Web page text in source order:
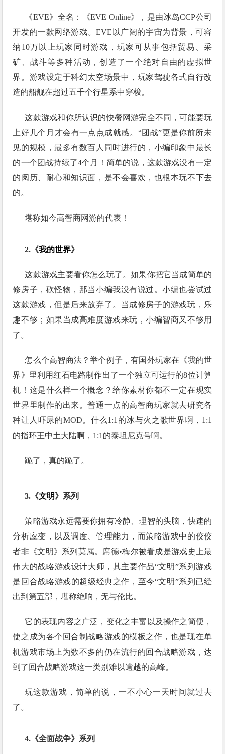
《EVE》全名：《EVE Online》，是由冰岛CCP公司
开发的一款网络游戏。EVE以广阔的宇宙为背景，可容
纳10万以上玩家同时游戏，玩家可从事包括贸易、采
矿、战斗等多种活动，创造了一个绝对自由的虚拟世
界。游戏设定于科幻太空场景中，玩家驾驶各式自行改
造的船舰在超过五千个行星系中穿梭。
这款游戏和你所认识的快餐网游完全不同，可能要玩
上好几个月才会有一点点成就感。“团战”更是你前所未
见的规模，最多有数百人同时进行的，小编印象中最长
的一个团战持续了4个月！简单的说，这款游戏没有一定
的阅历、耐心和知识面，是不会喜欢，也根本玩不下去
的。
堪称如今高智商网游的代表！
2.《我的世界》
这款游戏主要看你怎么玩了。如果你把它当成简单的
修房子，砍怪物，那当小编我没有说过。小编也尝试过
这款游戏，但是后来放弃了。当成修房子的游戏玩，乐
趣不够；如果当成高难度游戏来玩，小编智商又不够用
了。
怎么个高智商法？举个例子，有国外玩家在《我的世
界》里利用红石电路制作出了一个独立可运行的8位计算
机！这是什么样一个概念？给你素材你都不一定在现实
世界里制作的出来。普通一点的高智商玩家就去研究各
种让人吓尿的MOD。什么1:1的冰与火之歌世界啊，1:1
的指环王中土大陆啊，1:1的泰坦尼克号啊。
跪了，真的跪了。
3.《文明》系列
策略游戏永远需要你拥有冷静、理智的头脑，快速的
分析应变，以及调度、管理能力，而策略游戏中的佼佼
者非《文明》系列莫属。席德•梅尔被看成是游戏史上最
伟大的战略游戏设计大师，其主要作品“文明”系列游戏
是回合战略游戏的超级经典之作，至今“文明”系列已经
出到第五部，堪称绝响，无与伦比。
它的表现内容之广泛，变化之丰富以及操作之简便，
使之成为各个回合制战略游戏的模板之作，也是现在单
机游戏市场上为数不多的仍在流行的回合战略游戏，达
到了回合战略游戏这一类别难以逾越的高峰。
玩这款游戏，简单的说，一不小心一天时间就过去
了。
4.《全面战争》系列